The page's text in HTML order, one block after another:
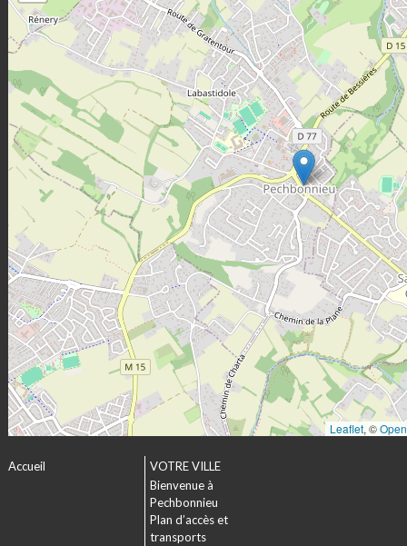
Leaflet, ©
Accueil
VOTRE VILLE
Bienvenue à
Pechbonnieu
Plan d’accès et
transports